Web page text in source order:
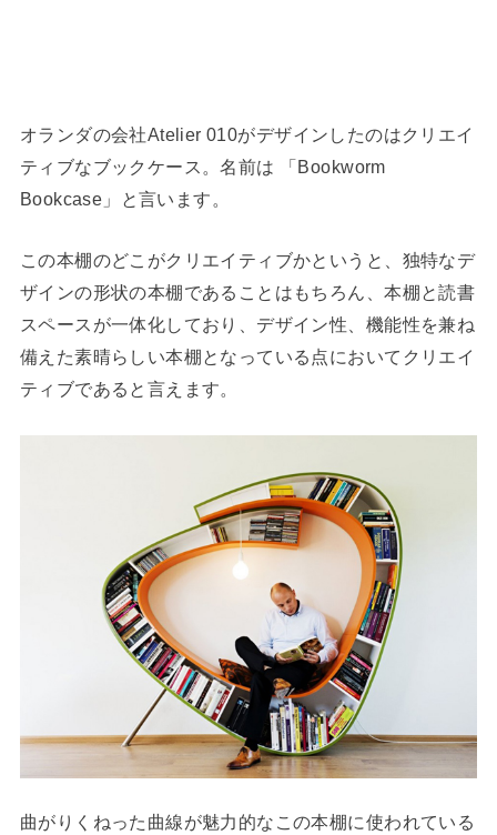
オランダの会社Atelier 010がデザインしたのはクリエイ
ティブなブックケース。名前は 「Bookworm
Bookcase」と言います。
この本棚のどこがクリエイティブかというと、独特なデ
ザインの形状の本棚であることはもちろん、本棚と読書
スペースが一体化しており、デザイン性、機能性を兼ね
備えた素晴らしい本棚となっている点においてクリエイ
ティブであると言えます。
曲がりくねった曲線が魅力的なこの本棚に使われている